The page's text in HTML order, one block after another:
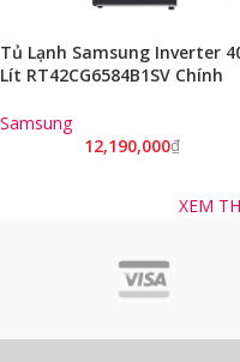
Tủ Lạnh Samsung Inverter
Lít RT42CG6584B1SV Chính
Samsung
12,190,000₫
XEM